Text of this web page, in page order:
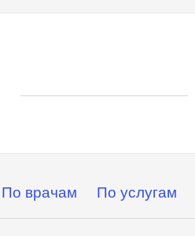
По врачам По услугам